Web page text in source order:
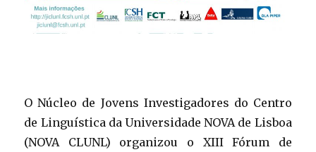
O Núcleo de Jovens Investigadores do Centro
de Linguística da Universidade NOVA de Lisboa
(NOVA CLUNL) organizou o XIII Fórum de